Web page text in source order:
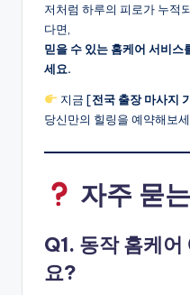
저처럼 하루의 피로가 누적
다면,
믿을 수 있는 홈케어 서비스
세요.
지금 [전국 출장 마사지
당신만의 힐링을 예약해보세
자주 묻
Q1. 동작 홈케
요?